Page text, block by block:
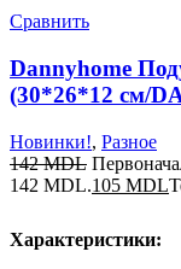
Сравнить
Dannyhome
(30*26*12 см/
Новинки!, Разное
142MDL
142 MDL.105 MDL
Характеристики: